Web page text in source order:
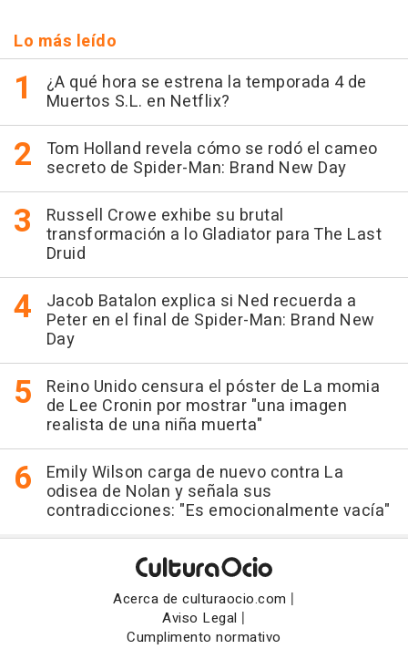
Lo más leído
¿A qué hora se estrena la temporada 4 de
Muertos S.L. en Netflix?
Tom Holland revela cómo se rodó el cameo
secreto de Spider-Man: Brand New Day
Russell Crowe exhibe su brutal
transformación a lo Gladiator para The Last
Druid
Jacob Batalon explica si Ned recuerda a
Peter en el final de Spider-Man: Brand New
Day
Reino Unido censura el póster de La momia
de Lee Cronin por mostrar "una imagen
realista de una niña muerta"
Emily Wilson carga de nuevo contra La
odisea de Nolan y señala sus
contradicciones: "Es emocionalmente vacía"
Acerca de culturaocio.com |
Aviso Legal |
Cumplimento normativo